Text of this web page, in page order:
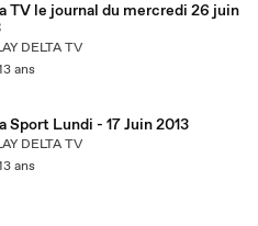
TV le journal du mercredi 26 juin
DELTA TV
ans
Sport Lundi - 17 Juin 2013
DELTA TV
ans